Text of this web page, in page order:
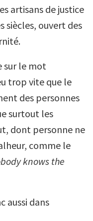
artisans de justice
siècles, ouvert des
sur le mot
trop vite que le
des personnes
surtout les
dont personne ne
comme le
knows the
aussi dans